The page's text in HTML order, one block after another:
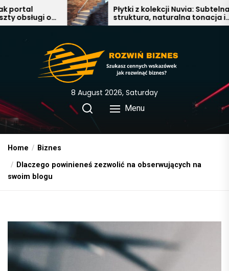
Skip
to
Płytki z kolekcji Nuvia: Subtelna
struktura, naturalna tonacja i
nowoczesna elegancja w
8 August 2026, Saturday
Menu
Home
Biznes
Dlaczego powinieneś zezwolić na obserwujących na
swoim blogu